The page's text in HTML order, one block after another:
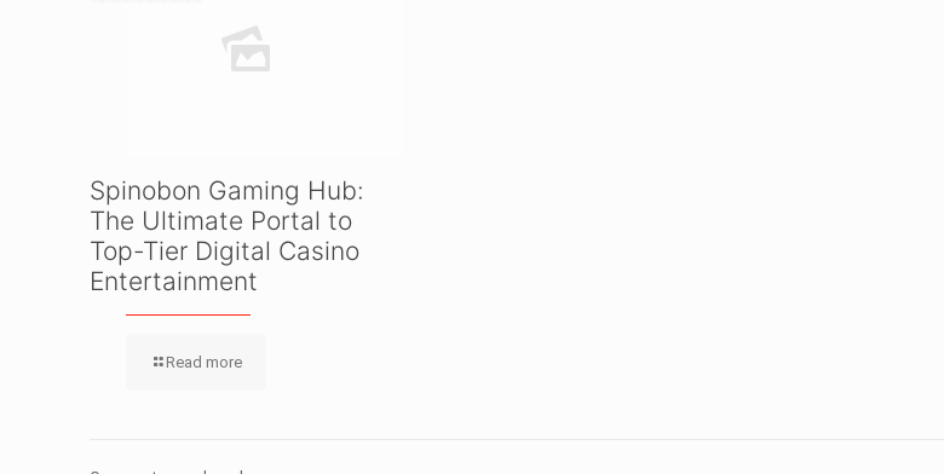
Spinobon Gaming Hub:
The Ultimate Portal to
Top-Tier Digital Casino
Entertainment
Read more